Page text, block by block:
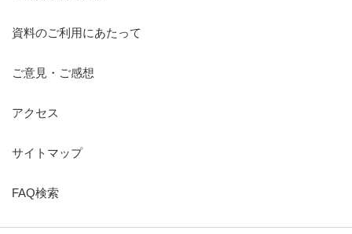
資料のご利用にあたって
ご意見・ご感想
アクセス
サイトマップ
FAQ検索